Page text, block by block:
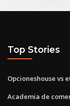
Top Stories
Opcioneshouse vs
Academia de